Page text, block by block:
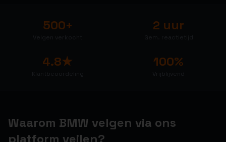
500+ 2 uur
4.8★ 100%
Waarom BMW velgen via ons
platform veilen?